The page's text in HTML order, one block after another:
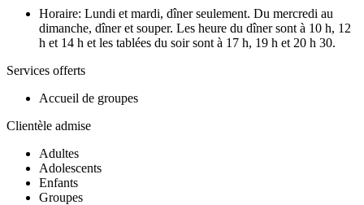
Horaire: Lundi et mardi, dîner seulement. Du mercredi au
dimanche, dîner et souper. Les heure du dîner sont à 10 h, 12
h et 14 h et les tablées du soir sont à 17 h, 19 h et 20 h 30.
Services offerts
Accueil de groupes
Clientèle admise
Adultes
Adolescents
Enfants
Groupes